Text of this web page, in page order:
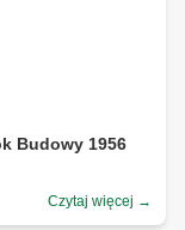
Budowy 1956
Czytaj więcej →